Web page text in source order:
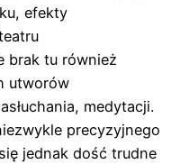
efekty
brak tu również
utworów
medytacji.
precyzyjnego
jednak dość trudne